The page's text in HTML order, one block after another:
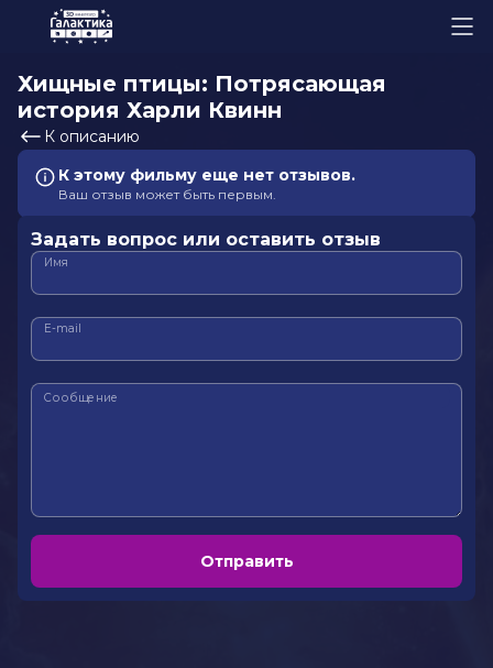
Хищные птицы: Потрясающая
история Харли Квинн
К описанию
К этому фильму еще нет отзывов.
Ваш отзыв может быть первым.
Задать вопрос или оставить отзыв
Имя
E-mail
Сообщение
Отправить